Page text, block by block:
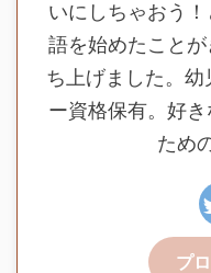
いにしちゃおう
語を始めたこと
ち上げました。幼
ー資格保有。好
ため
プ